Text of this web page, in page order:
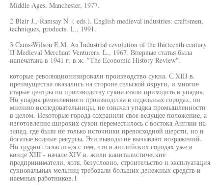
Middle Ages. Manchester, 1977.
2 Blair J.,-Ramsay N. ( eds.). English medieval industries: craftsmen,
techniques, products. L., 1991.
3 Cams-Wilson E.M. An Industrial revolution of the thirteenth century
II Medieval Merchant Venturers. L., 1967. Впервые статья была
напечатана в 1941 г. в ж. "The Economic History Review".
которые революционизировали производство сукна. С XIII в.
преимущества оказались на стороне сельской округи, и многие
старые центры по производству сукна стали приходить в упадок.
Но упадок ремесленного производства в отдельных городах, по
мнению исследовательницы, не означал упадка промышленности
в целом. Некоторые города сохранили свое ведущее положение, а
изготовление широких сукон переместилось с востока Англии на
запад, где были не только источники превосходной шерсти, но и
богатые водные ресурсы. Эти выводы не вызывают возражений.
Но трудно согласиться с тем, что в английских городах уже в
конце XIII - начале XIV в. жили капиталистические
предприниматели, хотя, безусловно, строительство и эксплуатация
сукновальных мельниц требовали больших денежных средств и
наемных работников.1